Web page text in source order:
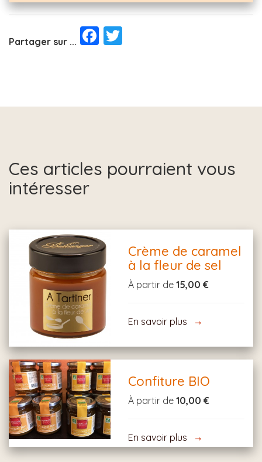
Partager sur ...
Facebook
Ces articles pourraient vous
intéresser
Crème de caramel
à la fleur de sel
À partir de15,00 €
En savoir plus
Confiture BIO
À partir de10,00 €
En savoir plus